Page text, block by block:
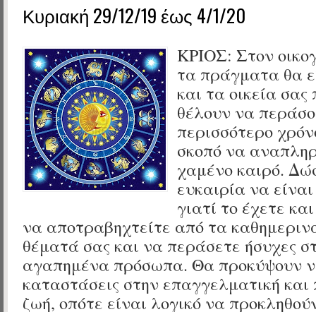
Κυριακή 29/12/19 έως 4/1/20
ΚΡΙΟΣ: Στον
τα πράγματα θα
και τα οικεία
θέλουν να
περισσότερο
σκοπό να
χαμένο καιρό.
ευκαιρία να
γιατί το έχετε
να αποτραβηχτείτε από τα
θέματά σας και να περάσετε ήσυχες
αγαπημένα πρόσωπα. Θα προκύψουν
καταστάσεις στην επαγγελματική
ζωή, οπότε είναι λογικό να